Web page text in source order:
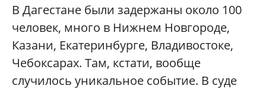
В Дагестане были задержаны около 100
человек, много в Нижнем Новгороде,
Казани, Екатеринбурге, Владивостоке,
Чебоксарах. Там, кстати, вообще
случилось уникальное событие. В суде